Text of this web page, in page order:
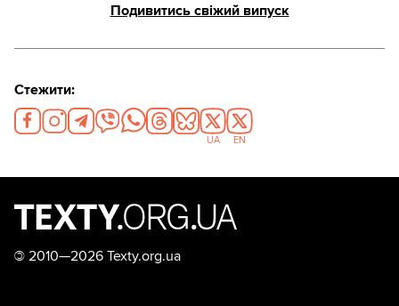
Подивитись свіжий випуск
Стежити:
UA EN
© 2010—2026 Texty.org.ua